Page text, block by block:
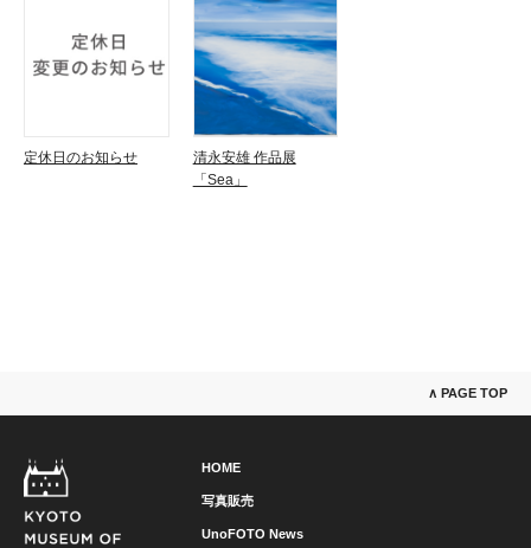
定休日のお知らせ
清永安雄 作品展
「Sea」
∧ PAGE TOP
HOME
写真販売
UnoFOTO News